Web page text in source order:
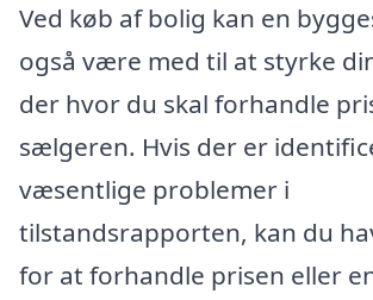
Ved køb af bolig kan en
også være med til at styrke
der hvor du skal forhandle
sælgeren. Hvis der er
væsentlige problemer i
tilstandsrapporten, kan du
for at forhandle prisen eller